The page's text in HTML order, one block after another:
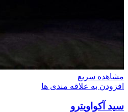
مشاهده سریع
افزودن به علاقه مندی ها
سید آکواویترو